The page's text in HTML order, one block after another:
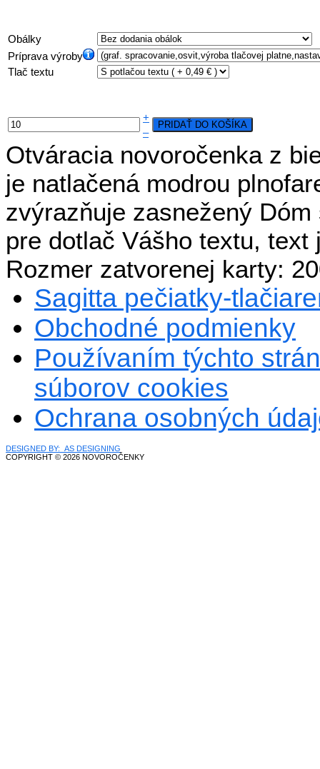
Obálky
Príprava výroby
Tlač textu
+
–
Otváracia novoročenka z
je natlačená modrou
zvýrazňuje zasnežený
pre dotlač Vášho textu,
Rozmer zatvorenej karty:
Sagitta pečiatky-
Obchodné podmienky
Používaním týchto
súborov cookies
Ochrana osobných
DESIGNED BY: AS DESIGNING
COPYRIGHT © 2026 NOVOROČENKY